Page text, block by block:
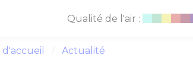
Qualité de l'air :
d'accueil Actualité